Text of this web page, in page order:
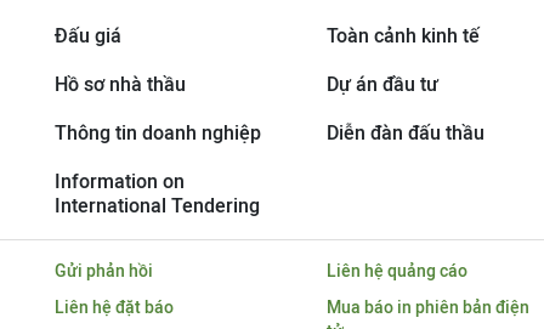
Đấu giá Toàn cảnh kinh tế
Hồ sơ nhà thầu Dự án đầu tư
Thông tin doanh nghiệp Diễn đàn đấu thầu
Information on
International Tendering
Gửi phản hồi
Liên hệ quảng cáo
Liên hệ đặt báo
Mua báo in phiên bản điện